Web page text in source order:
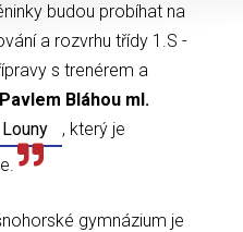
budou probíhat na
a rozvrhu třídy 1.S -
s trenérem a
Pavlem Bláhou ml.
, který je
gymnázium je